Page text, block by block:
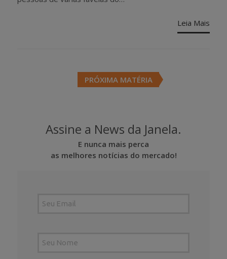
Leia Mais
Posts
navigationPRÓXIMA MATÉRIA
Assine a News da Janela.
E nunca mais perca
as melhores notícias do mercado!